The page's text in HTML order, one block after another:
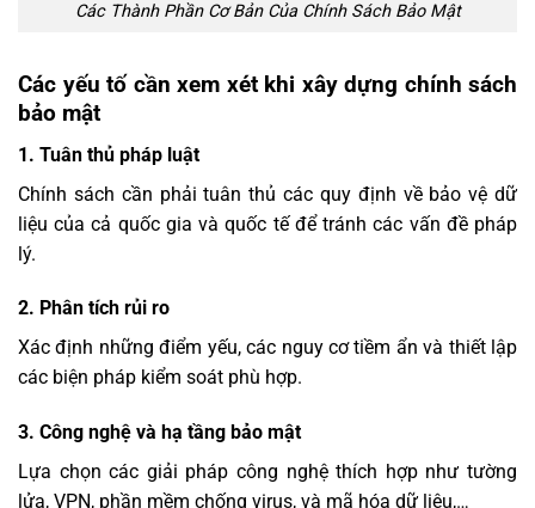
Các Thành Phần Cơ Bản Của Chính Sách Bảo Mật
Các yếu tố cần xem xét khi xây dựng chính sách
bảo mật
1. Tuân thủ pháp luật
Chính sách cần phải tuân thủ các quy định về bảo vệ dữ
liệu của cả quốc gia và quốc tế để tránh các vấn đề pháp
lý.
2. Phân tích rủi ro
Xác định những điểm yếu, các nguy cơ tiềm ẩn và thiết lập
các biện pháp kiểm soát phù hợp.
3. Công nghệ và hạ tầng bảo mật
Lựa chọn các giải pháp công nghệ thích hợp như tường
lửa, VPN, phần mềm chống virus, và mã hóa dữ liệu,…